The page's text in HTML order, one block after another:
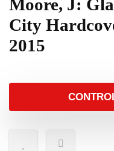
Moore, J:
City
2015